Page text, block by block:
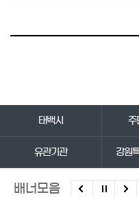
태백시 주
유관기관 강원
배너모음